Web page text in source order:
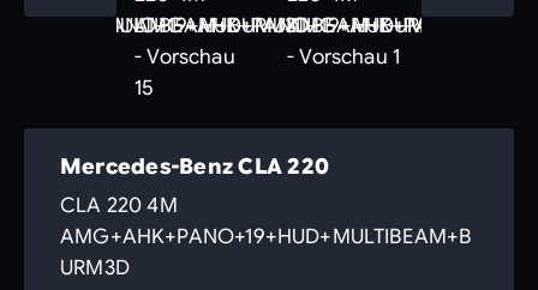
Mercedes-Benz CLA 220
CLA 220 4M
AMG+AHK+PANO+19+HUD+MULTIBEAM+B
URM3D